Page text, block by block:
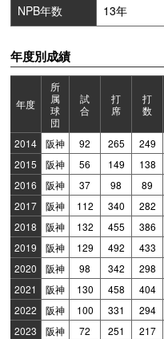
NPB年数
13年
年度別成績
年度
所
属
球
団
試
合
打
席
打
数
2014 阪神 92 265 249
2015
阪神 56 149 138
2016
阪神 37 98 89
2017
阪神 112 340 282
2018
阪神 132 455 386
2019
阪神 129 492 433
2020
阪神 98 342 298
2021
阪神 130 458 404
2022
阪神 100 331 294
2023
阪神 72 251 217